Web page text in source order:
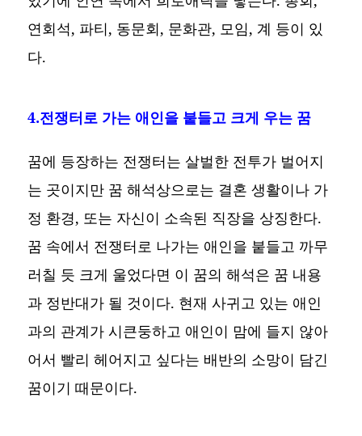
연회석, 파티, 동문회, 문화관, 모임, 계 등이 있
다.
4.전쟁터로 가는 애인을 붙들고 크게 우는 꿈
꿈에 등장하는 전쟁터는 살벌한 전투가 벌어지
는 곳이지만 꿈 해석상으로는 결혼 생활이나 가
정 환경, 또는 자신이 소속된 직장을 상징한다.
꿈 속에서 전쟁터로 나가는 애인을 붙들고 까무
러칠 듯 크게 울었다면 이 꿈의 해석은 꿈 내용
과 정반대가 될 것이다. 현재 사귀고 있는 애인
과의 관계가 시큰둥하고 애인이 맘에 들지 않아
어서 빨리 헤어지고 싶다는 배반의 소망이 담긴
꿈이기 때문이다.